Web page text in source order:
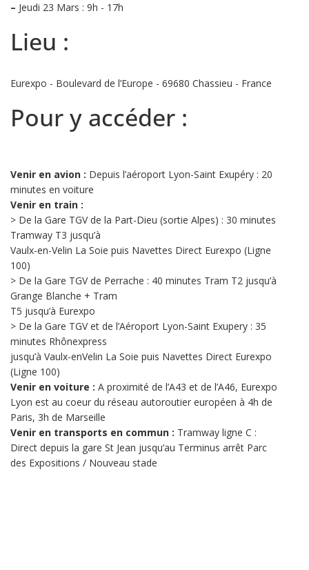
– Jeudi 23 Mars : 9h - 17h
Lieu :
Eurexpo - Boulevard de l’Europe - 69680 Chassieu - France
Pour y accéder :
Venir en avion : Depuis l’aéroport Lyon-Saint Exupéry : 20
minutes en voiture
Venir en train :
> De la Gare TGV de la Part-Dieu (sortie Alpes) : 30 minutes
Tramway T3 jusqu’à
Vaulx-en-Velin La Soie puis Navettes Direct Eurexpo (Ligne
100)
> De la Gare TGV de Perrache : 40 minutes Tram T2 jusqu’à
Grange Blanche + Tram
T5 jusqu’à Eurexpo
> De la Gare TGV et de l’Aéroport Lyon-Saint Exupery : 35
minutes Rhônexpress
jusqu’à Vaulx-enVelin La Soie puis Navettes Direct Eurexpo
(Ligne 100)
Venir en voiture : A proximité de l’A43 et de l’A46, Eurexpo
Lyon est au coeur du réseau autoroutier européen à 4h de
Paris, 3h de Marseille
Venir en transports en commun : Tramway ligne C :
Direct depuis la gare St Jean jusqu’au Terminus arrêt Parc
des Expositions / Nouveau stade